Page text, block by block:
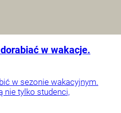
w wakacje.
w sezonie wakacyjnym.
nie tylko studenci,